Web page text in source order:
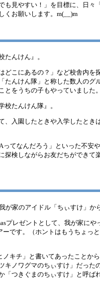
も見やすい！」を目標に、日々
くお願いします。m(__)m
たんけん』。
どこにあるの？」など校舎内を
たんけん隊」と称した数人のグ
とをうちの子もやっていました。
校たんけん隊』。
、入園したときや入学したとき
ってなんだろう」といった不安
探検しながらお友だちができて
が家のアイドル「ちぃすけ」か
プレゼントとして、我が家にや
ーです。（ホントはもうちょっ
キチ」と書いてあったことか
キノワグマのちぃすけ」だった
「つきぐまのちぃすけ」と呼ば